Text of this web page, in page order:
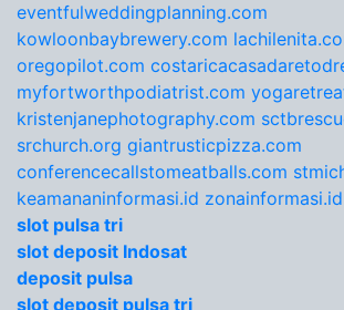
eventfulweddingplanning.com
kowloonbaybrewery.com
oregopilot.com
myfortworthpodiatrist.com
kristenjanephotography.com
srchurch.org giantrusticpizza.com
conferencecallstomeatballs.com
keamananinformasi.id zonainformasi.id
slot pulsa tri
slot deposit Indosat
deposit pulsa
slot deposit pulsa tri